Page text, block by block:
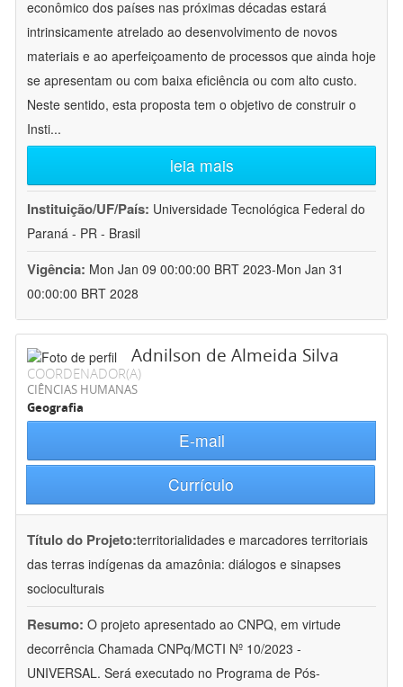
econômico dos países nas próximas décadas estará
intrinsicamente atrelado ao desenvolvimento de novos
materiais e ao aperfeiçoamento de processos que ainda hoje
se apresentam ou com baixa eficiência ou com alto custo.
Neste sentido, esta proposta tem o objetivo de construir o
Insti...
leia mais
Instituição/UF/País: Universidade Tecnológica Federal do
Paraná - PR - Brasil
Vigência: Mon Jan 09 00:00:00 BRT 2023-Mon Jan 31
00:00:00 BRT 2028
Adnilson de Almeida Silva
COORDENADOR(A)
CIÊNCIAS HUMANAS
Geografia
E-mail
Currículo
Título do Projeto:territorialidades e marcadores territoriais
das terras indígenas da amazônia: diálogos e sinapses
socioculturais
Resumo: O projeto apresentado ao CNPQ, em virtude
decorrência Chamada CNPq/MCTI Nº 10/2023 -
UNIVERSAL. Será executado no Programa de Pós-